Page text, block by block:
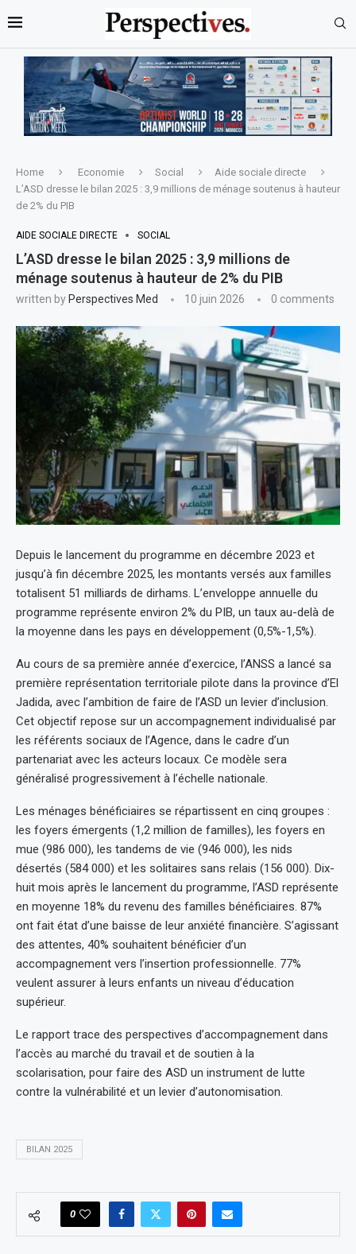
Home Economie Social
Aide sociale directe
L’ASD dresse le bilan 2025 : 3,9 millions de ménage soutenus à hauteur
de 2% du PIB
AIDE SOCIALE DIRECTE SOCIAL
L’ASD dresse le bilan 2025 : 3,9 millions de
ménage soutenus à hauteur de 2% du PIB
written by Perspectives Med 10 juin 2026 0 comments
Depuis le lancement du programme en décembre 2023 et
jusqu’à fin décembre 2025, les montants versés aux familles
totalisent 51 milliards de dirhams. L’enveloppe annuelle du
programme représente environ 2% du PIB, un taux au-delà de
la moyenne dans les pays en développement (0,5%-1,5%).
Au cours de sa première année d’exercice, l’ANSS a lancé sa
première représentation territoriale pilote dans la province d’El
Jadida, avec l’ambition de faire de l’ASD un levier d’inclusion.
Cet objectif repose sur un accompagnement individualisé par
les référents sociaux de l’Agence, dans le cadre d’un
partenariat avec les acteurs locaux. Ce modèle sera
généralisé progressivement à l’échelle nationale.
Les ménages bénéficiaires se répartissent en cinq groupes :
les foyers émergents (1,2 million de familles), les foyers en
mue (986 000), les tandems de vie (946 000), les nids
désertés (584 000) et les solitaires sans relais (156 000). Dix-
huit mois après le lancement du programme, l’ASD représente
en moyenne 18% du revenu des familles bénéficiaires. 87%
ont fait état d’une baisse de leur anxiété financière. S’agissant
des attentes, 40% souhaitent bénéficier d’un
accompagnement vers l’insertion professionnelle. 77%
veulent assurer à leurs enfants un niveau d’éducation
supérieur.
Le rapport trace des perspectives d’accompagnement dans
l’accès au marché du travail et de soutien à la
scolarisation, pour faire des ASD un instrument de lutte
contre la vulnérabilité et un levier d’autonomisation.
BILAN 2025
0